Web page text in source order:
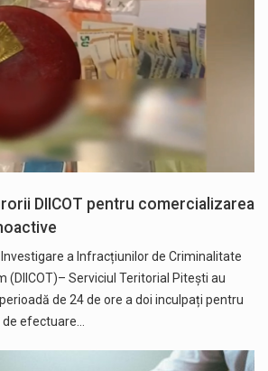
DIICOT pentru comercializarea
a Infracțiunilor de Criminalitate
(DIICOT)– Serviciul Teritorial Pitești au
de 24 de ore a doi inculpați pentru
efectuare…